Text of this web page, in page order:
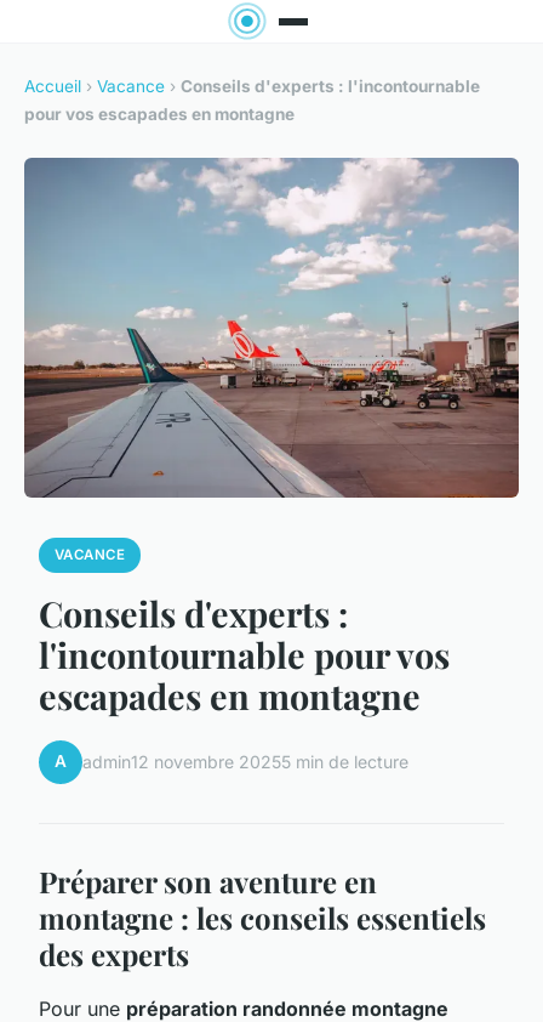
Accueil › Vacance › Conseils d'experts : l'incontournable
pour vos escapades en montagne
VACANCE
Conseils d'experts :
l'incontournable pour vos
escapades en montagne
A admin12 novembre 20255 min de lecture
Préparer son aventure en
montagne : les conseils essentiels
des experts
Pour une préparation randonnée montagne